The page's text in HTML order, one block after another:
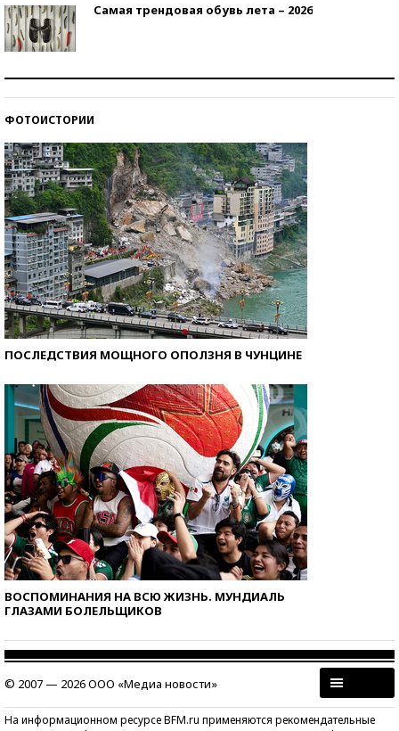
Самая трендовая обувь лета – 2026
ФОТОИСТОРИИ
ПОСЛЕДСТВИЯ МОЩНОГО ОПОЛЗНЯ В ЧУНЦИНЕ
ВОСПОМИНАНИЯ НА ВСЮ ЖИЗНЬ. МУНДИАЛЬ
ГЛАЗАМИ БОЛЕЛЬЩИКОВ
© 2007 — 2026 ООО «Медиа новости»
На информационном ресурсе BFM.ru применяются рекомендательные